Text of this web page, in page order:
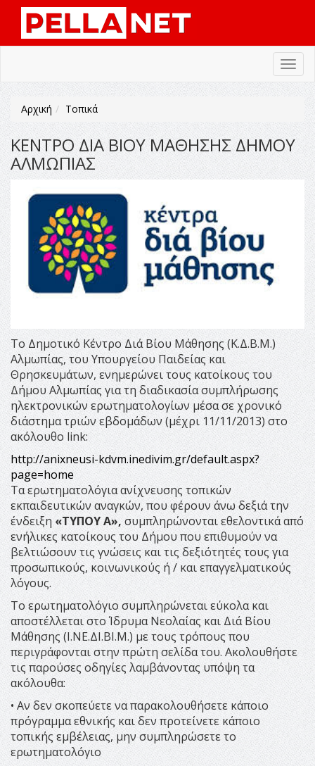
Αρχική Τοπικά
ΚΕΝΤΡΟ ΔΙΑ ΒΙΟΥ ΜΑΘΗΣΗΣ ΔΗΜΟΥ
ΑΛΜΩΠΙΑΣ
Το Δημοτικό Κέντρο Διά Βίου Μάθησης (Κ.Δ.Β.Μ.)
Αλμωπίας, του Υπουργείου Παιδείας και
Θρησκευμάτων, ενημερώνει τους κατοίκους του
Δήμου Αλμωπίας για τη διαδικασία συμπλήρωσης
ηλεκτρονικών ερωτηματολογίων μέσα σε χρονικό
διάστημα τριών εβδομάδων (μέχρι 11/11/2013) στο
ακόλουθο link:
http://anixneusi-kdvm.inedivim.gr/default.aspx?
page=home
Τα ερωτηματολόγια ανίχνευσης τοπικών
εκπαιδευτικών αναγκών, που φέρουν άνω δεξιά την
ένδειξη «ΤΥΠΟΥ Α», συμπληρώνονται εθελοντικά από
ενήλικες κατοίκους του Δήμου που επιθυμούν να
βελτιώσουν τις γνώσεις και τις δεξιότητές τους για
προσωπικούς, κοινωνικούς ή / και επαγγελματικούς
λόγους.
Το ερωτηματολόγιο συμπληρώνεται εύκολα και
αποστέλλεται στο Ίδρυμα Νεολαίας και Διά Βίου
Μάθησης (Ι.ΝΕ.ΔΙ.ΒΙ.Μ.) με τους τρόπους που
περιγράφονται στην πρώτη σελίδα του. Ακολουθήστε
τις παρούσες οδηγίες λαμβάνοντας υπόψη τα
ακόλουθα:
• Αν δεν σκοπεύετε να παρακολουθήσετε κάποιο
πρόγραμμα εθνικής και δεν προτείνετε κάποιο
τοπικής εμβέλειας, μην συμπληρώσετε το
ερωτηματολόγιο